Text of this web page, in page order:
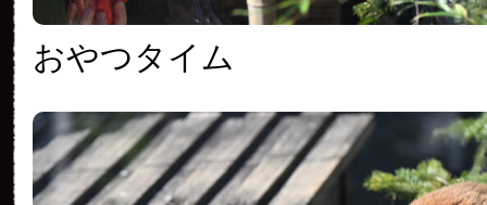
おやつタイム